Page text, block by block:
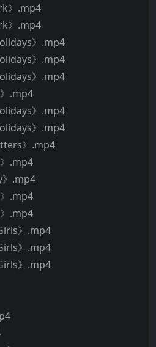
》.mp4
》.mp4
》.mp4
》.mp4
》.mp4
.mp4
》.mp4
》.mp4
》.mp4
.mp4
》.mp4
.mp4
.mp4
》.mp4
》.mp4
》.mp4